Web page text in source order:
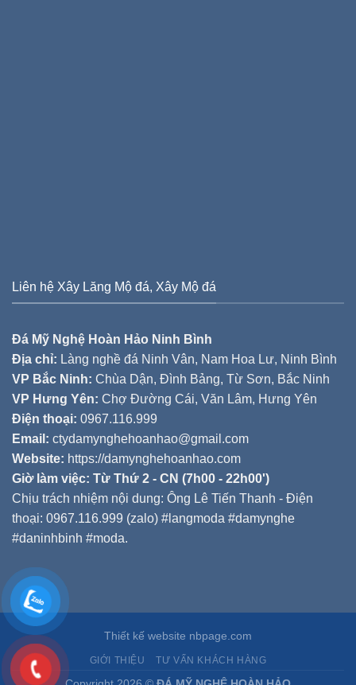
Liên hệ Xây Lăng Mộ đá, Xây Mộ đá
Đá Mỹ Nghệ Hoàn Hảo Ninh Bình
Địa chỉ: Làng nghề đá Ninh Vân, Nam Hoa Lư, Ninh Bình
VP Bắc Ninh: Chùa Dận, Đình Bảng, Từ Sơn, Bắc Ninh
VP Hưng Yên: Chợ Đường Cái, Văn Lâm, Hưng Yên
Điện thoại: 0967.116.999
Email: ctydamynghehoanhao@gmail.com
Website: https://damynghehoanhao.com
Giờ làm việc: Từ Thứ 2 - CN (7h00 - 22h00')
Chịu trách nhiệm nội dung: Ông Lê Tiến Thanh - Điện
thoại: 0967.116.999 (zalo) #langmoda #damynghe
#daninhbinh #moda.
Thiết kế website nbpage.com
GIỚI THIỆU TƯ VẤN KHÁCH HÀNG